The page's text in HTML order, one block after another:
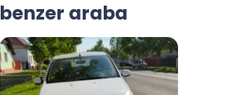
benzer araba